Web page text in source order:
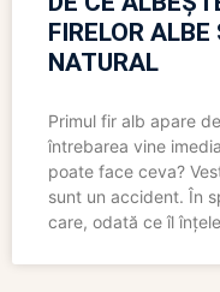
FIRELOR
NATURAL
Primul fir alb apare
întrebarea vine
poate face ceva?
sunt un accident. În
care, odată ce îl